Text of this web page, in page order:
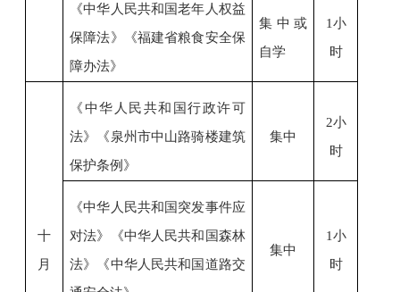
《中华人民共和国老年人权益
保障法》
《福建省粮食安全保
障办法》
集中或
自学
1小
时
十
月
《中华人民共和国行政许可
法》
《泉州市中山路骑楼建筑
保护条例》
集中
2小
时
《中华人民共和国突发事件应
对法》
《中华人民共和国森林
法》
《中华人民共和国道路交
集中
1小
时